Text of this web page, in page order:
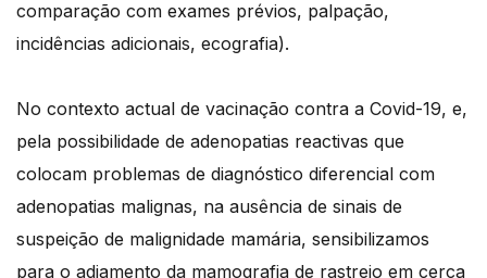
comparação com exames prévios, palpação,
incidências adicionais, ecografia).
No contexto actual de vacinação contra a Covid-19, e,
pela possibilidade de adenopatias reactivas que
colocam problemas de diagnóstico diferencial com
adenopatias malignas, na ausência de sinais de
suspeição de malignidade mamária, sensibilizamos
para o adiamento da mamografia de rastreio em cerca